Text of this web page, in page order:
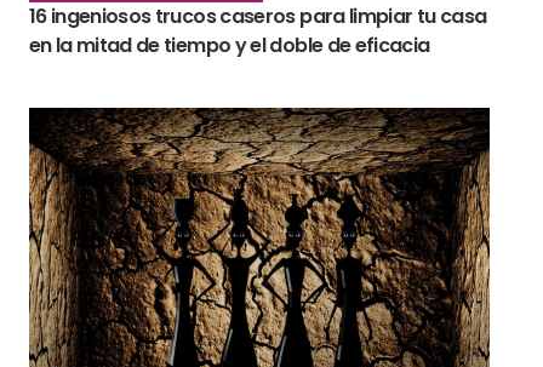
16 ingeniosos trucos caseros para limpiar tu casa
en la mitad de tiempo y el doble de eficacia